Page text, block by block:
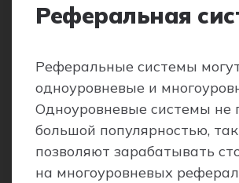
Реферальная
Реферальные системы
одноуровневые и
Одноуровневые системы не
большой популярностью,
позволяют зарабатывать
на многоуровневых